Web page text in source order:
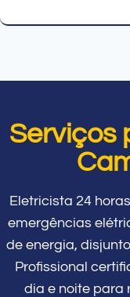
Serviços
Eletricista 24
emergências
de energia,
Profissional
dia e noite para